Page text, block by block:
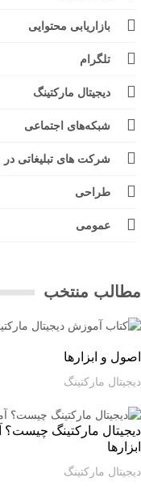
بازاریابی محتوایی
تلگرام
دیجیتال مارکتینگ
شبکه‌های اجتماعی
شرکت های تبلیغاتی در
طراحی
عمومی
منتخب
و ابزارها
مارکتینگ
مارکتینگ چیست؟
مارکتینگ